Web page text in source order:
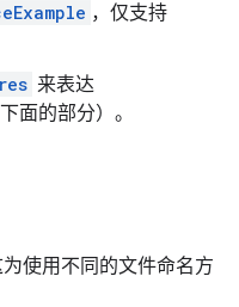
，仅支持
来表达
面的部分）。
使用不同的文件命名方